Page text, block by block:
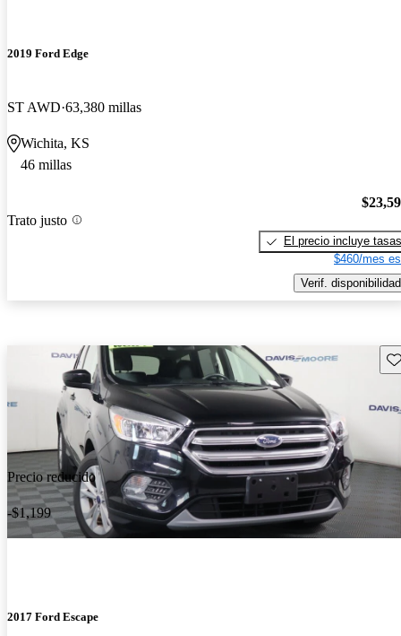
2019 Ford Edge
ST AWD 63,380 millas
Wichita, KS
46 millas
Trato justo
El precio incluye tasas
$460/mes
Verif. disponibilidad
Precio reducido
-$1,199
2017 Ford Escape